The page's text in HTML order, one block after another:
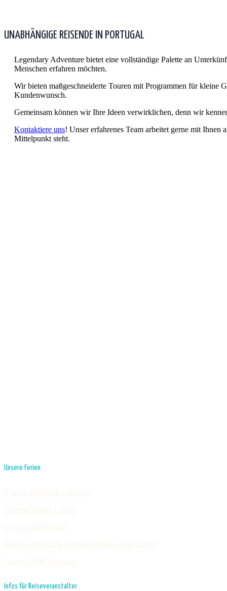
UNABHÄNGIGE REISENDE IN PORTUGAL
Legendary Adventure bietet eine vollständige Palette an
Menschen erfahren möchten.
Wir bieten maßgeschneiderte Touren mit Programmen für kleine
Kundenwunsch.
Gemeinsam können wir Ihre Ideen verwirklichen, denn wir
Kontaktiere uns! Unser erfahrenes Team arbeitet gerne mit
Mittelpunkt steht.
Unsere Ferien
Infos für Reiseveranstalter